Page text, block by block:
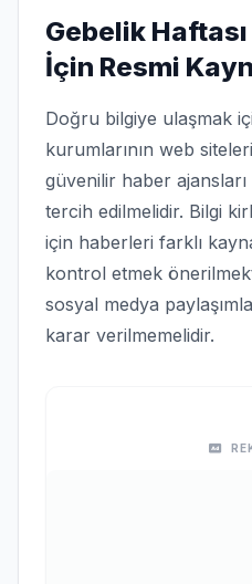
Gebelik
İçin Resmi
Doğru bilgiye ulaşmak
kurumlarının web
güvenilir haber
tercih edilmelidir. Bilgi
için haberleri farklı
kontrol etmek
sosyal medya
karar verilmemelidir.